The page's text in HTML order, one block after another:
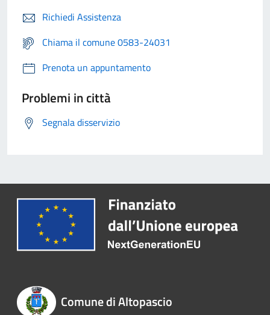
Richiedi Assistenza
Chiama il comune 0583-24031
Prenota un appuntamento
Problemi in città
Segnala disservizio
Comune di Altopascio